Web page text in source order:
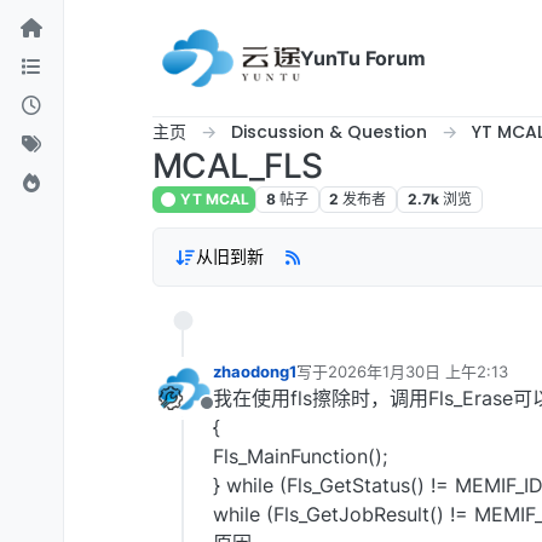
跳转至内容
YunTu Forum
主页 Discussion & Question YT
MCAL_FLS
YT MCAL 8 帖子 2 发布者 2.7k 浏览
从旧到新
离线
zhaodong1写于2026年1月30日 上午2:13
最后由 编辑
我在使用fls擦除时，调用Fls_Erase
{
Fls_MainFunction();
} while (Fls_GetStatus() !=
while (Fls_GetJobResult() !=